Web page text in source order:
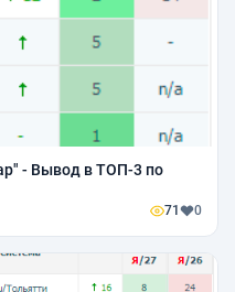
- Вывод в ТОП-3 по
71 0